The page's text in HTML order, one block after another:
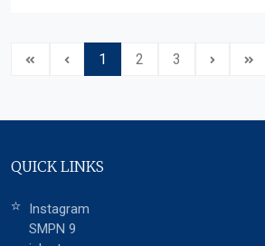
1 2 3
QUICK LINKS
Instagram
SMPN 9